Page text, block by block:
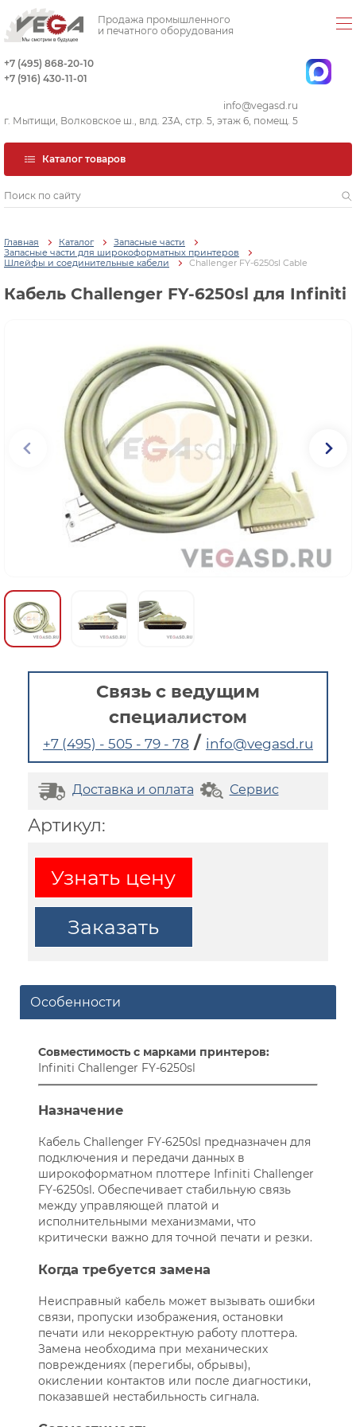
Продажа промышленного
и печатного оборудования
+7 (495) 868-20-10
+7 (916) 430-11-01
info@vegasd.ru
г. Мытищи, Волковское ш., влд. 23А, стр. 5, этаж 6, помещ. 5
Каталог товаров
Главная Каталог
Запасные части
Запасные части для широкоформатных принтеров
Шлейфы и соединительные кабели
Challenger FY-6250sl Cable
Кабель Challenger FY-6250sl для Infiniti
Связь с ведущим
специалистом
+7 (495) - 505 - 79 - 78 / info@vegasd.ru
Доставка и оплата Сервис
Артикул:
Узнать цену
Заказать
Особенности
Совместимость с марками принтеров:
Infiniti Challenger FY-6250sl
Назначение
Кабель Challenger FY-6250sl предназначен для
подключения и передачи данных в
широкоформатном плоттере Infiniti Challenger
FY-6250sl. Обеспечивает стабильную связь
между управляющей платой и
исполнительными механизмами, что
критически важно для точной печати и резки.
Когда требуется замена
Неисправный кабель может вызывать ошибки
связи, пропуски изображения, остановки
печати или некорректную работу плоттера.
Замена необходима при механических
повреждениях (перегибы, обрывы),
окислении контактов или после диагностики,
показавшей нестабильность сигнала.